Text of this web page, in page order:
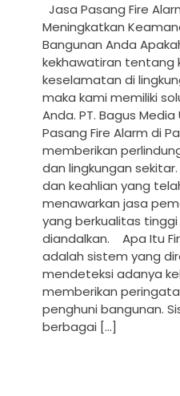
Jasa Pasang Fire
Meningkatkan
Bangunan Anda
kekhawatiran tentang
keselamatan di
maka kami memiliki
Anda. PT. Bagus
Pasang Fire Alarm di
memberikan
dan lingkungan
dan keahlian yang
menawarkan jasa
yang berkualitas
diandalkan. Apa Itu
adalah sistem yang
mendeteksi adanya
memberikan
penghuni bangunan.
berbagai […]